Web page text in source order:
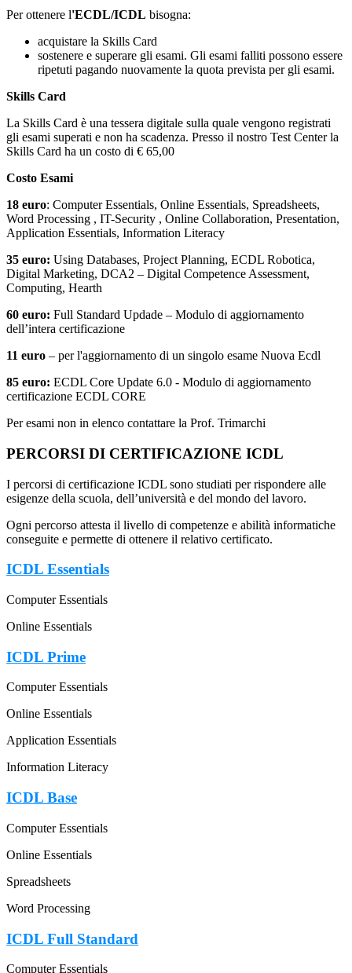
Per ottenere l'ECDL/ICDL bisogna:
acquistare la Skills Card
sostenere e superare gli esami. Gli esami falliti possono essere
ripetuti pagando nuovamente la quota prevista per gli esami.
Skills Card
La Skills Card è una tessera digitale sulla quale vengono registrati
gli esami superati e non ha scadenza. Presso il nostro Test Center la
Skills Card ha un costo di € 65,00
Costo Esami
18 euro: Computer Essentials, Online Essentials, Spreadsheets,
Word Processing , IT-Security , Online Collaboration, Presentation,
Application Essentials, Information Literacy
35 euro: Using Databases, Project Planning, ECDL Robotica,
Digital Marketing, DCA2 – Digital Competence Assessment,
Computing, Hearth
60 euro: Full Standard Updade – Modulo di aggiornamento
dell’intera certificazione
11 euro – per l'aggiornamento di un singolo esame Nuova Ecdl
85 euro: ECDL Core Update 6.0 - Modulo di aggiornamento
certificazione ECDL CORE
Per esami non in elenco contattare la Prof. Trimarchi
PERCORSI DI CERTIFICAZIONE ICDL
I percorsi di certificazione ICDL sono studiati per rispondere alle
esigenze della scuola, dell’università e del mondo del lavoro.
Ogni percorso attesta il livello di competenze e abilità informatiche
conseguite e permette di ottenere il relativo certificato.
ICDL Essentials
Computer Essentials
Online Essentials
ICDL Prime
Computer Essentials
Online Essentials
Application Essentials
Information Literacy
ICDL Base
Computer Essentials
Online Essentials
Spreadsheets
Word Processing
ICDL Full Standard
Computer Essentials